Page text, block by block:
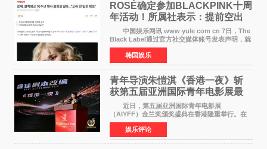
ROSÉ确定参加BLACKPINK十周
年活动！所属社表示：提前空出
了时间
中国娱乐网讯 www yule com cn 7日，The
Black Label通过官方社交媒体账号发表声明，就
近期网络上关于ROS&Eacute;个人行程及是否参
加BLACKPINK出道纪念活动的种种猜测作出正
式回应。 Th
韩国娱乐
青年导演朱愷淇《香港一夜》斩
获第五届亚洲国际青年电影展最
佳剧本改编奖
近日，第五届亚洲国际青年电影展
（AIYFF）金兰奖颁奖盛典在香港隆重举行。在
这场汇聚数百位海内外电影人、文化界人士及媒
体代表的亚洲青年影视盛会上，香港本土电影
《香港一夜》（Dawn in Ho
娱乐评论